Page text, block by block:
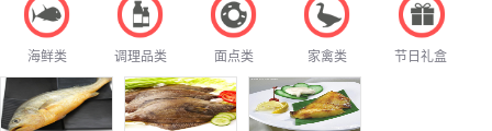
海鲜类 调理品类 面点类 家禽类 节日礼盒